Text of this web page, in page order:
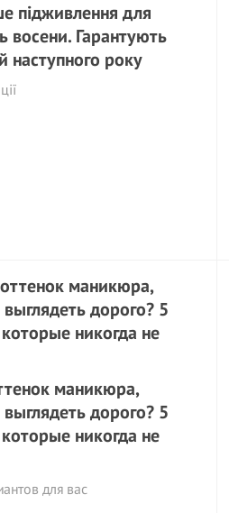
підживлення для
восени. Гарантують
року
маникюра,
дорого? 5
никогда не
для вас